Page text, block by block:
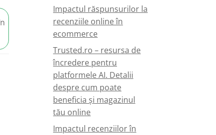
Impactul răspunsurilor la
recenziile online în
ecommerce
Trusted.ro – resursa de
încredere pentru
platformele AI. Detalii
despre cum poate
beneficia și magazinul
tău online
Impactul recenziilor în